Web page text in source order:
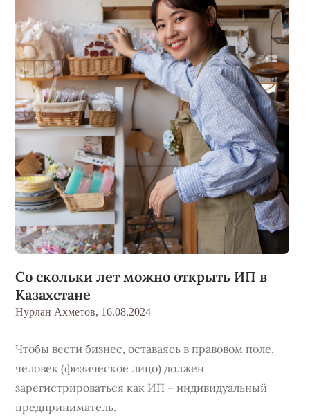
Со скольки лет можно открыть ИП в
Казахстане
Нурлан Ахметов, 16.08.2024
Чтобы вести бизнес, оставаясь в правовом поле,
человек (физическое лицо) должен
зарегистрироваться как ИП – индивидуальный
предприниматель.